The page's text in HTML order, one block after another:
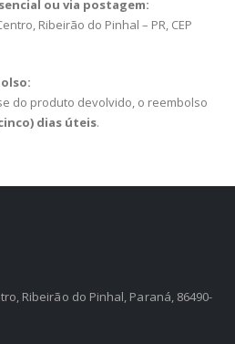
ou via postagem:
Ribeirão do Pinhal – PR, CEP
do produto devolvido, o reembolso
dias úteis.
Ribeirão do Pinhal, Paraná, 86490-